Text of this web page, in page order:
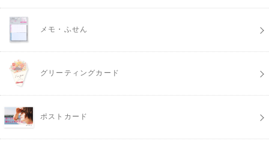
メモ・ふせん
グリーティングカード
ポストカード